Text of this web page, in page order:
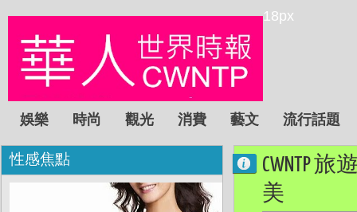
18px
娛樂 時尚 觀光 消費 藝文 流行話題
CWNTP
美
性感焦點